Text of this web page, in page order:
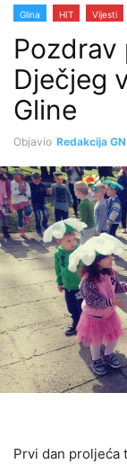
Glina HIT Vijesti
Pozdrav
Dječjeg
Gline
Objavio Redakcija GN
Prvi dan proljeća